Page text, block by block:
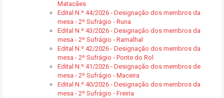
Matacães
Edital N.º 44/2026 - Designação dos membros da
mesa - 2º Sufrágio - Runa
Edital N.º 43/2026 - Designação dos membros da
mesa - 2º Sufrágio - Ramalhal
Edital N.º 42/2026 - Designação dos membros da
mesa - 2º Sufrágio - Ponte do Rol
Edital N.º 41/2026 - Designação dos membros de
mesa - 2º Sufrágio - Maceira
Edital N.º 40/2026 - Designação dos membros da
mesa - 2º Sufrágio - Freiria